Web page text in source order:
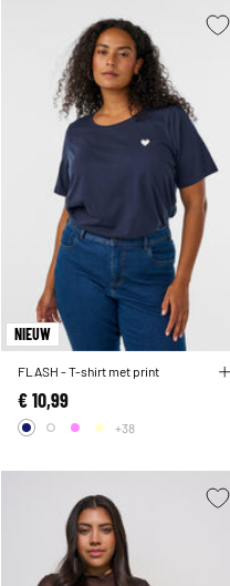
NIEUW
FLASH - T-shirt met print
€ 10,99
+38